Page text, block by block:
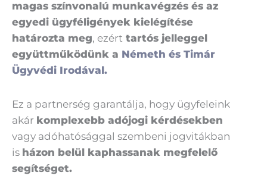
magas színvonalú munkavégzés és az
egyedi ügyféligények kielégítése
határozta meg, ezért tartós jelleggel
együttműködünk a Németh és Timár
Ügyvédi Irodával.
Ez a partnerség garantálja, hogy ügyfeleink
akár komplexebb adójogi kérdésekben
vagy adóhatósággal szembeni jogvitákban
is házon belül kaphassanak megfelelő
segítséget.